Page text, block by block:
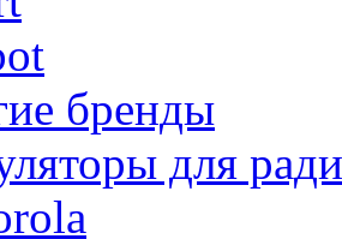
бренды
для